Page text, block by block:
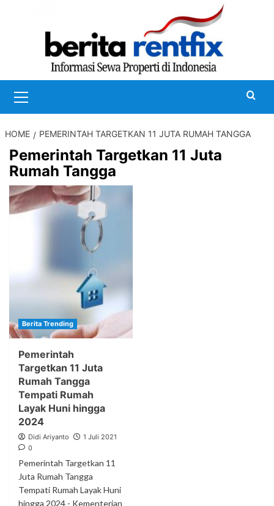
Menu
HOME PEMERINTAH TARGETKAN 11 JUTA RUMAH TANGGA
Pemerintah Targetkan 11 Juta
Rumah Tangga
Berita Trending
Pemerintah
Targetkan 11 Juta
Rumah Tangga
Tempati Rumah
Layak Huni hingga
2024
Didi Ariyanto
1 Juli 2021
0
Pemerintah Targetkan 11
Juta Rumah Tangga
Tempati Rumah Layak Huni
hingga 2024 - Kementerian